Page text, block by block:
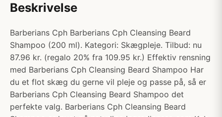
Beskrivelse
Barberians Cph Barberians Cph Cleansing Beard
Shampoo (200 ml). Kategori: Skægpleje. Tilbud: nu
87.96 kr. (regalo 20% fra 109.95 kr.) Effektiv rensning
med Barberians Cph Cleansing Beard Shampoo Har
du et flot skæg du gerne vil pleje og passe på, så er
Barberians Cph Cleansing Beard Shampoo det
perfekte valg. Barberians Cph Cleansing Beard